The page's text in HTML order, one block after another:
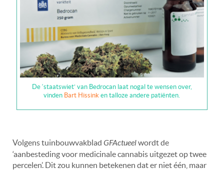
De ‘staatswiet’ van Bedrocan laat nogal te wensen over,
vinden Bart Hissink en talloze andere patiënten.
Volgens tuinbouwvakblad GFActueelwordt de
‘aanbesteding voor medicinale cannabis uitgezet op twee
percelen’. Dit zou kunnen betekenen dat er niet één, maar